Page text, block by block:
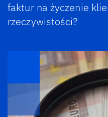
faktur na życzenie
rzeczywistości?